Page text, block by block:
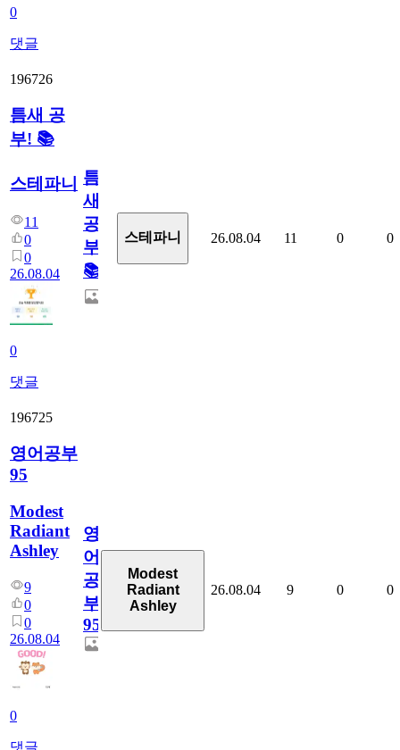
0
댓글
196726
틈새 공
부! 📚
스테파니
11
0
0
26.08.04
0
댓글
틈
새
공
부!
📚
스테파니 26.08.04 11 0 0
196725
영어공부
95
Modest
Radiant
Ashley
9
0
0
26.08.04
0
댓글
영
어
공
부
95
Modest
Radiant
Ashley
26.08.04 9 0 0